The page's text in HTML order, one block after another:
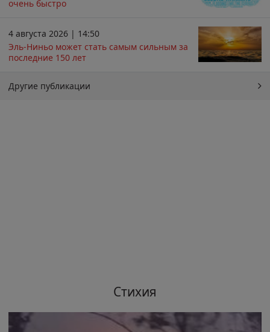
очень быстро
4 августа 2026 | 14:50
Эль-Ниньо может стать самым сильным за
последние 150 лет
Другие публикации
Стихия